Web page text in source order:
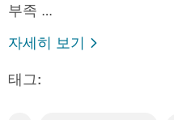
부족 …
자세히 보기
태그: